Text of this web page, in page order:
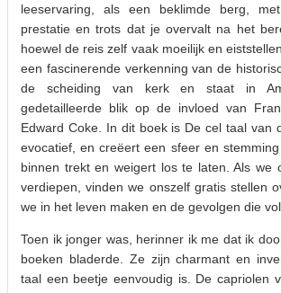
leeservaring, als een beklimde berg,
prestatie en trots dat je overvalt na het
hoewel de reis zelf vaak moeilijk en
een fascinerende verkenning van de
de scheiding van kerk en staat in
gedetailleerde blik op de invloed van
Edward Coke. In dit boek is De cel taal van
evocatief, en creëert een sfeer en
binnen trekt en weigert los te laten. Als we
verdiepen, vinden we onszelf gratis stellen
we in het leven maken en de gevolgen die
Toen ik jonger was, herinner ik me dat ik
boeken bladerde. Ze zijn charmant en
taal een beetje eenvoudig is. De capriolen